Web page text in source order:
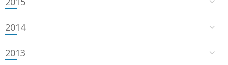
2014
2013